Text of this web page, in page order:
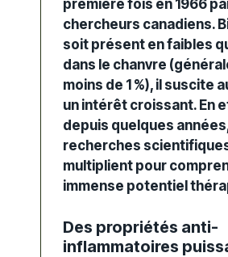
première fois en 1966
chercheurs canadiens.
soit présent en faibles
dans le chanvre
moins de 1 %), il suscite
un intérêt croissant. En
depuis quelques
recherches
multiplient pour
immense potentiel
Des propriétés anti-
inflammatoires